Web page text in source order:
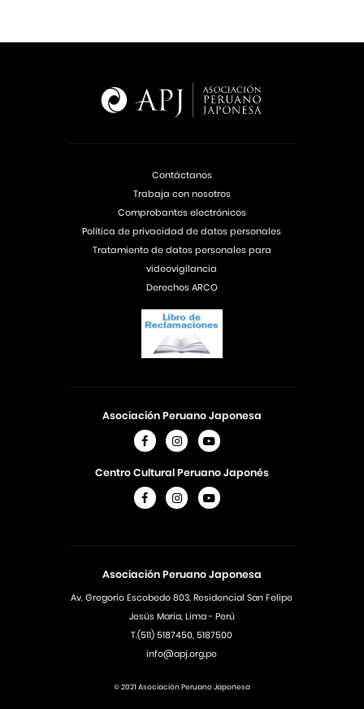
Asociación Peruano Japonesa
Av. Gregorio Escobedo 803, Residencial San Felipe
Jesús Maria, Lima - Perú
T.(511) 5187450, 5187500
info@apj.org.pe
Asociación Peruano Japonesa
Centro Cultural Peruano Japonés
Contáctanos
Trabaja con nosotros
Comprobantes electrónicos
Política de privacidad de datos personales
Tratamiento de datos personales para
videovigilancia
Derechos ARCO
© 2021 Asociación Peruano Japonesa